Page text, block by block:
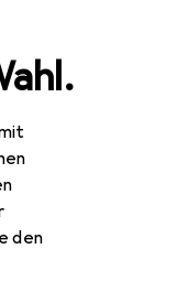
den